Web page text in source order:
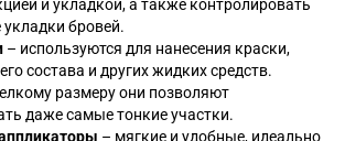
и укладкой, а также контролировать
бровей.
– используются для нанесения краски,
состава и других жидких средств.
размеру они позволяют
даже самые тонкие участки.
– мягкие и удобные, идеально